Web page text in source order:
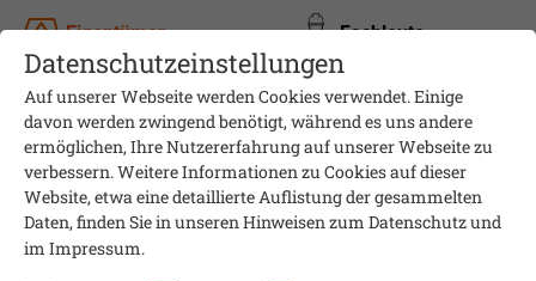
Eigentümer Fachleute
Datenschutzeinstellungen
Auf unserer Webseite werden Cookies verwendet. Einige
davon werden zwingend benötigt, während es uns andere
ermöglichen, Ihre Nutzererfahrung auf unserer Webseite zu
verbessern. Weitere Informationen zu Cookies auf dieser
Website, etwa eine detaillierte Auflistung der gesammelten
Daten, finden Sie in unseren Hinweisen zum Datenschutzund
im Impressum.